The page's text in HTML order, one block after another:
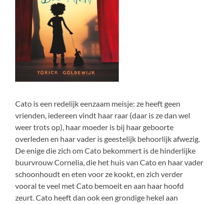
Cato is een redelijk eenzaam meisje: ze heeft geen
vrienden, iedereen vindt haar raar (daar is ze dan wel
weer trots op), haar moeder is bij haar geboorte
overleden en haar vader is geestelijk behoorlijk afwezig.
De enige die zich om Cato bekommert is de hinderlijke
buurvrouw Cornelia, die het huis van Cato en haar vader
schoonhoudt en eten voor ze kookt, en zich verder
vooral te veel met Cato bemoeit en aan haar hoofd
zeurt. Cato heeft dan ook een grondige hekel aan